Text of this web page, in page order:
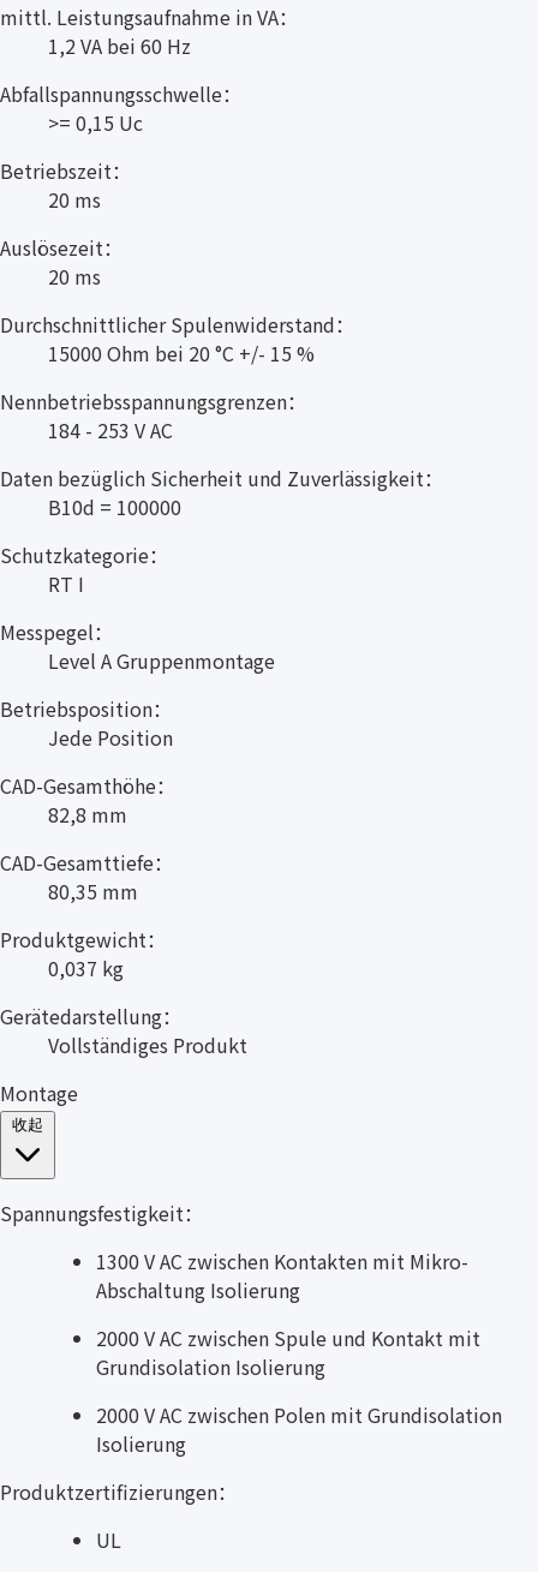
mittl. Leistungsaufnahme in VA：
1,2 VA bei 60 Hz
Abfallspannungsschwelle：
>= 0,15 Uc
Betriebszeit：
20 ms
Auslösezeit：
20 ms
Durchschnittlicher Spulenwiderstand：
15000 Ohm bei 20 °C +/- 15 %
Nennbetriebsspannungsgrenzen：
184 - 253 V AC
Daten bezüglich Sicherheit und Zuverlässigkeit：
B10d = 100000
Schutzkategorie：
RT I
Messpegel：
Level A Gruppenmontage
Betriebsposition：
Jede Position
CAD-Gesamthöhe：
82,8 mm
CAD-Gesamttiefe：
80,35 mm
Produktgewicht：
0,037 kg
Gerätedarstellung：
Vollständiges Produkt
Montage
Spannungsfestigkeit：
1300 V AC zwischen Kontakten mit Mikro-
Abschaltung Isolierung
2000 V AC zwischen Spule und Kontakt mit
Grundisolation Isolierung
2000 V AC zwischen Polen mit Grundisolation
Isolierung
Produktzertifizierungen：
UL